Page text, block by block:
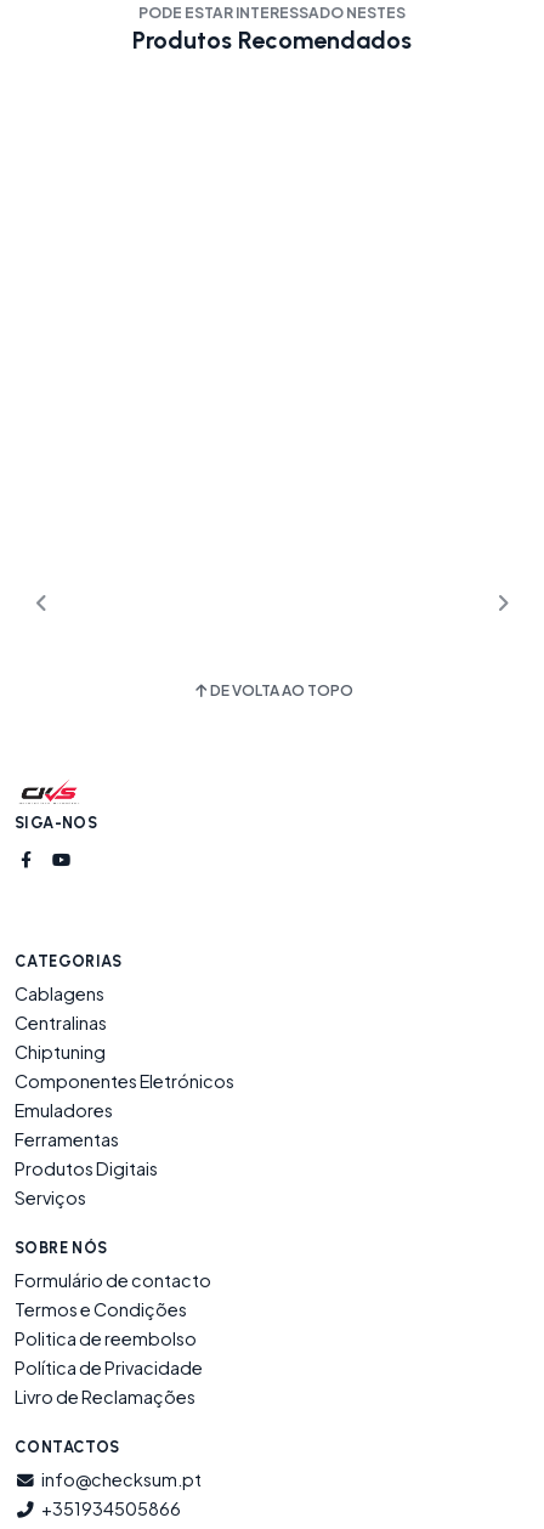
PODE ESTAR INTERESSADO NESTES
Produtos Recomendados
DE VOLTA AO TOPO
SIGA-NOS
CATEGORIAS
Cablagens
Centralinas
Chiptuning
Componentes Eletrónicos
Emuladores
Ferramentas
Produtos Digitais
Serviços
SOBRE NÓS
Formulário de contacto
Termos e Condições
Politica de reembolso
Política de Privacidade
Livro de Reclamações
CONTACTOS
info@checksum.pt
+351934505866